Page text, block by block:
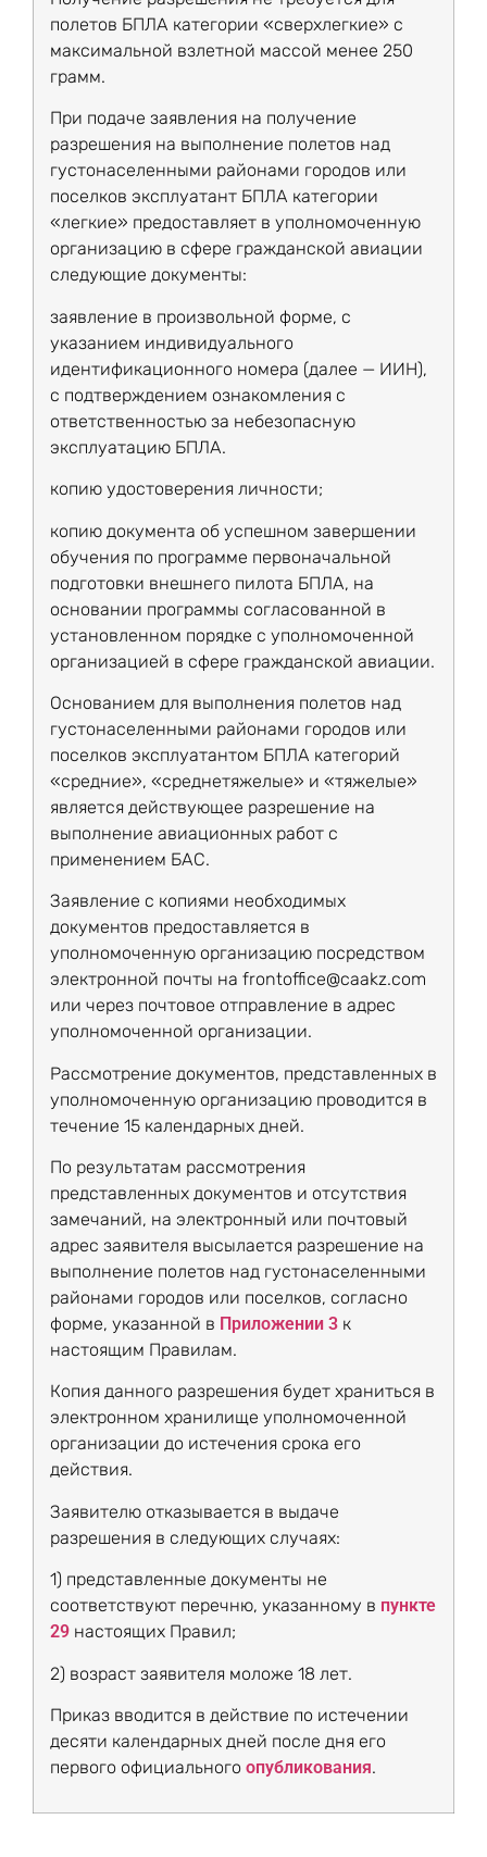
полетов БПЛА категории «сверхлегкие» с
максимальной взлетной массой менее 250
грамм.
При подаче заявления на получение
разрешения на выполнение полетов над
густонаселенными районами городов или
поселков эксплуатант БПЛА категории
«легкие» предоставляет в уполномоченную
организацию в сфере гражданской авиации
следующие документы:
заявление в произвольной форме, с
указанием индивидуального
идентификационного номера (далее — ИИН),
с подтверждением ознакомления с
ответственностью за небезопасную
эксплуатацию БПЛА.
копию удостоверения личности;
копию документа об успешном завершении
обучения по программе первоначальной
подготовки внешнего пилота БПЛА, на
основании программы согласованной в
установленном порядке с уполномоченной
организацией в сфере гражданской авиации.
Основанием для выполнения полетов над
густонаселенными районами городов или
поселков эксплуатантом БПЛА категорий
«средние», «среднетяжелые» и «тяжелые»
является действующее разрешение на
выполнение авиационных работ с
применением БАС.
Заявление с копиями необходимых
документов предоставляется в
уполномоченную организацию посредством
электронной почты на frontoffice@caakz.com
или через почтовое отправление в адрес
уполномоченной организации.
Рассмотрение документов, представленных в
уполномоченную организацию проводится в
течение 15 календарных дней.
По результатам рассмотрения
представленных документов и отсутствия
замечаний, на электронный или почтовый
адрес заявителя высылается разрешение на
выполнение полетов над густонаселенными
районами городов или поселков, согласно
форме, указанной в Приложении 3 к
настоящим Правилам.
Копия данного разрешения будет храниться в
электронном хранилище уполномоченной
организации до истечения срока его
действия.
Заявителю отказывается в выдаче
разрешения в следующих случаях:
1) представленные документы не
соответствуют перечню, указанному в пункте
29 настоящих Правил;
2) возраст заявителя моложе 18 лет.
Приказ вводится в действие по истечении
десяти календарных дней после дня его
первого официального опубликования.